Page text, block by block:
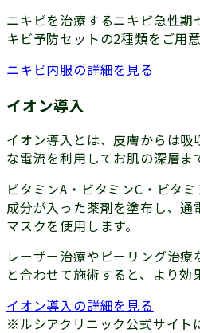
ニキビを治療するニキビ急性期
キビ予防セットの2種類をご用意
ニキビ内服の詳細を見る
イオン導入
イオン導入とは、皮膚からは
な電流を利用してお肌の深層ま
ビタミンA・ビタミンC・ビタ
成分が入った薬剤を塗布し、通
マスクを使用します。
レーザー治療やピーリング治
と合わせて施術すると、より効
イオン導入の詳細を見る
※ルシアクリニック公式サイト